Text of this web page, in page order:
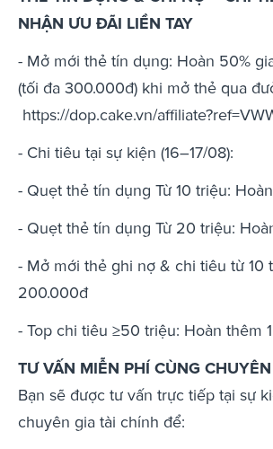
NHẬN ƯU ĐÃI LIỀN TAY
- Mở mới thẻ tín dụng: Hoàn 50%
(tối đa 300.000đ) khi mở thẻ qua
https://dop.cake.vn/
- Chi tiêu tại sự kiện (16–17/08):
- Quẹt thẻ tín dụng Từ 10 triệu:
- Quẹt thẻ tín dụng Từ 20 triệu:
- Mở mới thẻ ghi nợ & chi tiêu từ 10
200.000đ
- Top chi tiêu ≥50 triệu: Hoàn thêm
TƯ VẤN MIỄN PHÍ CÙNG
Bạn sẽ được tư vấn trực tiếp tại sự
chuyên gia tài chính để: